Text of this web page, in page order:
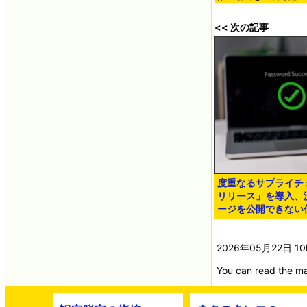
<< 次の記事
度重なるサプライ
リリース」を導入
ージを公開できない
2026年05月22日
You can read the